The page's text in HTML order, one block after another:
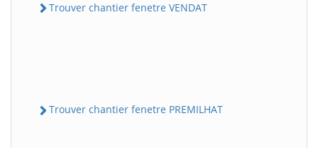
Trouver chantier fenetre VENDAT
Trouver chantier fenetre PREMILHAT